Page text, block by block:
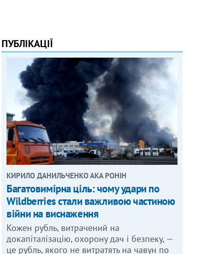
ПУБЛІКАЦІЇ
КИРИЛО ДАНИЛЬЧЕНКО АКА РОНІН
Багатовимірна ціль: чому удари по
Wildberries стали важливою частиною
війни на виснаження
Кожен рубль, витрачений на
докапіталізацію, охорону дач і безпеку, —
це рубль, якого не витратять на чавун по